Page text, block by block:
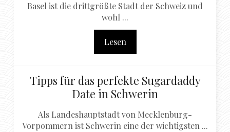
Basel ist die drittgrößte Stadt der Schweiz und
wohl ...
Lesen
Tipps für das perfekte Sugardaddy
Date in Schwerin
Als Landeshauptstadt von Mecklenburg-
Vorpommern ist Schwerin eine der wichtigsten ...